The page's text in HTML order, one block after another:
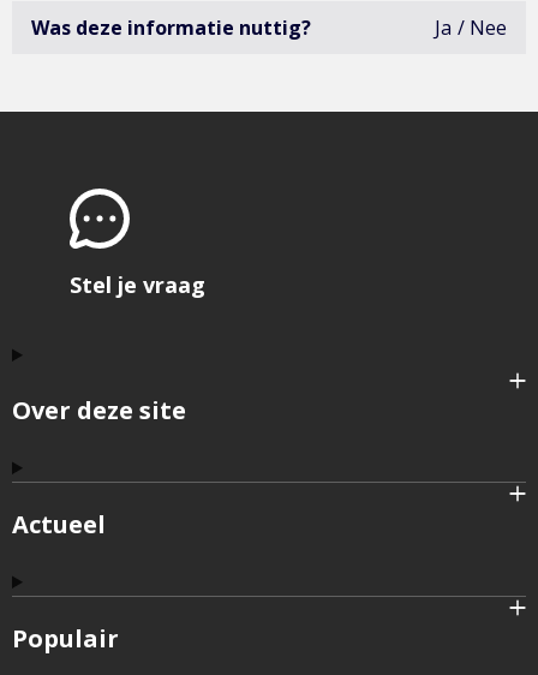
Was deze informatie nuttig? Ja Nee
Over deze site
Actueel
Populair
Stel je vraag